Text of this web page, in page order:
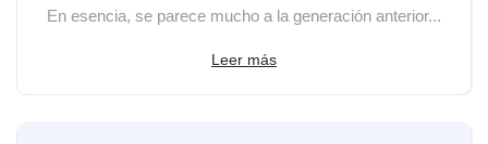
En esencia, se parece mucho a la generación anterior...
Leer más